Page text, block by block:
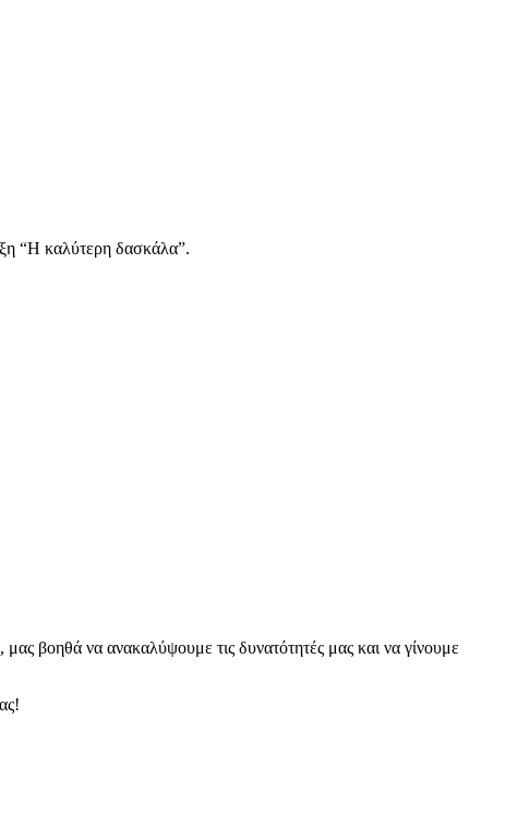
“Η καλύτερη δασκάλα”.
βοηθά να ανακαλύψουμε τις δυνατότητές μας και να γίνουμε